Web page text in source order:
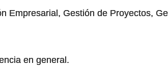
Empresarial, Gestión de Proyectos,
en general.